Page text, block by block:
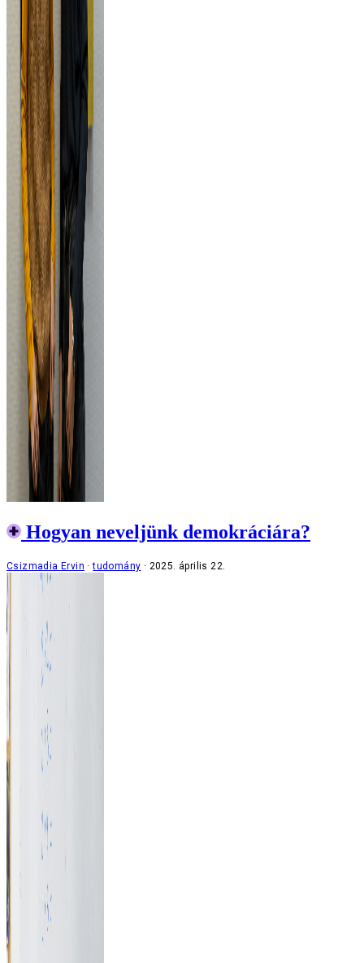
Hogyan neveljünk demokráciára?
Csizmadia Ervin tudomány 2025. április 22.